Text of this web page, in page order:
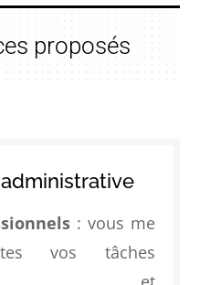
proposés
: vous me
vos tâches